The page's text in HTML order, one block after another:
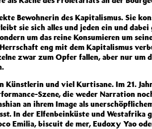
Bewohnerin des Kapitalismus. Sie
sie sich alles und jeden ein und
um das reine Konsumieren um
eng mit dem Kapitalismus
zwar zum Opfer fallen, aber nur um
Künstlerin und viel Kurtisane. Im 21.
Szene, die weder Narration
an ihrem Image als
In der Elfenbeinküste und Westafrika
Emilia, biscuit de mer, Eudoxy Yao